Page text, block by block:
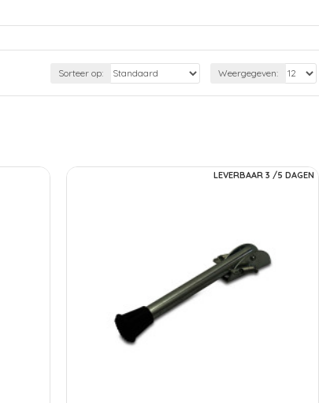
Sorteer op: Weergegeven:
LEVERBAAR 3 /5 DAGEN